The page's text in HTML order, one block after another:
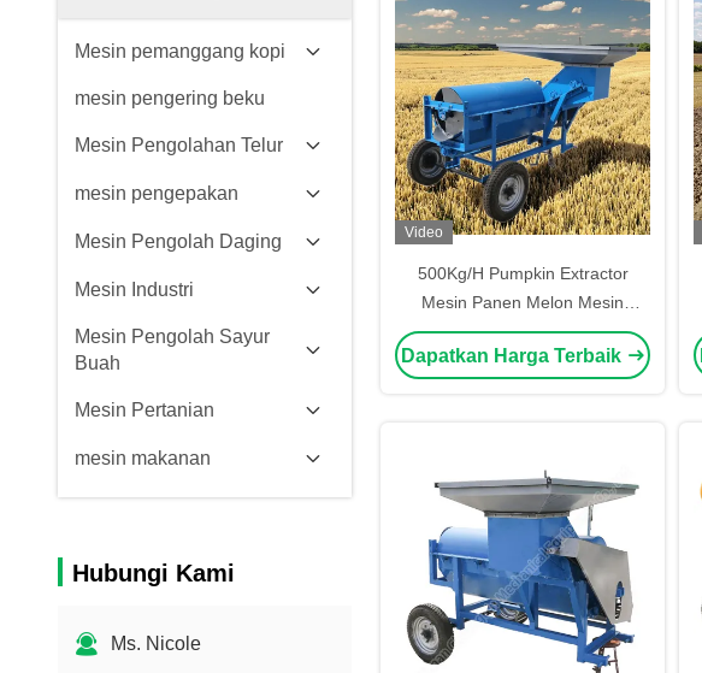
Mesin pemanggang kopi
mesin pengering beku
Mesin Pengolahan Telur
mesin pengepakan
Mesin Pengolah Daging
Mesin Industri
Mesin Pengolah Sayur
Buah
Mesin Pertanian
mesin makanan
Hubungi Kami
Ms. Nicole
Video
500Kg/H Pumpkin Extractor
Mesin Panen Melon Mesin
Panen Biji Semangka
Dapatkan Harga Terbaik